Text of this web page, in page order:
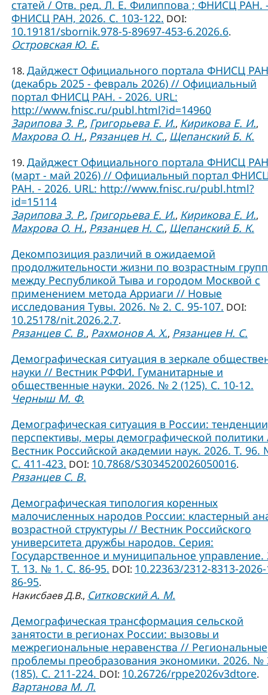
статей / Отв. ред. Л. Е. Филиппова ; ФНИСЦ РАН.
ФНИСЦ РАН, 2026. C. 103-122. DOI:
10.19181/sbornik.978-5-89697-453-6.2026.6.
Островская Ю. Е.
18. Дайджест Официального портала ФНИСЦ РАН
(декабрь 2025 - февраль 2026) // Официальный
портал ФНИСЦ РАН. - 2026. URL:
http://www.fnisc.ru/publ.html?id=14960
Зарипова З. Р., Григорьева Е. И., Кирикова Е. И.,
Махрова О. Н., Рязанцев Н. С., Щепанский Б. К.
19. Дайджест Официального портала ФНИСЦ РАН
(март - май 2026) // Официальный портал
РАН. - 2026. URL: http://www.fnisc.ru/publ.html?
id=15114
Зарипова З. Р., Григорьева Е. И., Кирикова Е. И.,
Махрова О. Н., Рязанцев Н. С., Щепанский Б. К.
Декомпозиция различий в ожидаемой
продолжительности жизни по возрастным
между Республикой Тыва и городом Москвой с
применением метода Арриаги // Новые
исследования Тувы. 2026. № 2. С. 95-107. DOI:
10.25178/nit.2026.2.7.
Рязанцев С. В., Рахмонов А. Х., Рязанцев Н. С.
Демографическая ситуация в зеркале
науки // Вестник РФФИ. Гуманитарные и
общественные науки. 2026. № 2 (125). С. 10-12.
Черныш М. Ф.
Демографическая ситуация в России:
перспективы, меры демографической
Вестник Российской академии наук. 2026. Т. 96.
С. 411-423. DOI: 10.7868/S3034520026050016.
Рязанцев С. В.
Демографическая типология коренных
малочисленных народов России: кластерный
возрастной структуры // Вестник Российского
университета дружбы народов. Серия:
Государственное и муниципальное управление.
Т. 13. № 1. C. 86-95. DOI: 10.22363/2312-8313-
86-95.
Накисбаев Д.В., Ситковский А. М.
Демографическая трансформация сельской
занятости в регионах России: вызовы и
межрегиональные неравенства // Региональные
проблемы преобразования экономики. 2026. №
(185). С. 211-224. DOI: 10.26726/rppe2026v3dtore.
Вартанова М. Л.